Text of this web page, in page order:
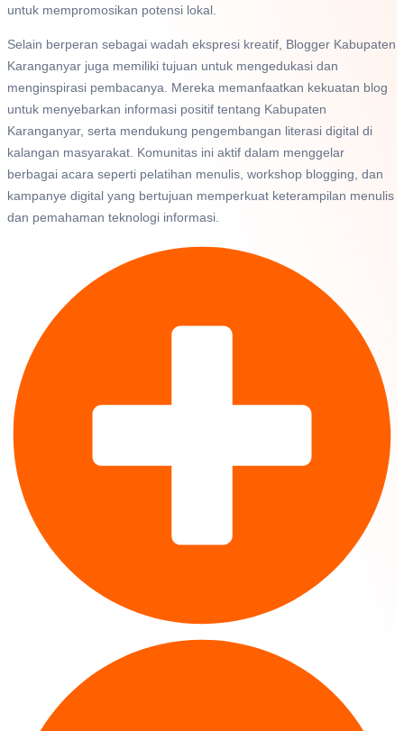
untuk mempromosikan potensi lokal.
Selain berperan sebagai wadah ekspresi kreatif, Blogger Kabupaten
Karanganyar juga memiliki tujuan untuk mengedukasi dan
menginspirasi pembacanya. Mereka memanfaatkan kekuatan blog
untuk menyebarkan informasi positif tentang Kabupaten
Karanganyar, serta mendukung pengembangan literasi digital di
kalangan masyarakat. Komunitas ini aktif dalam menggelar
berbagai acara seperti pelatihan menulis, workshop blogging, dan
kampanye digital yang bertujuan memperkuat keterampilan menulis
dan pemahaman teknologi informasi.